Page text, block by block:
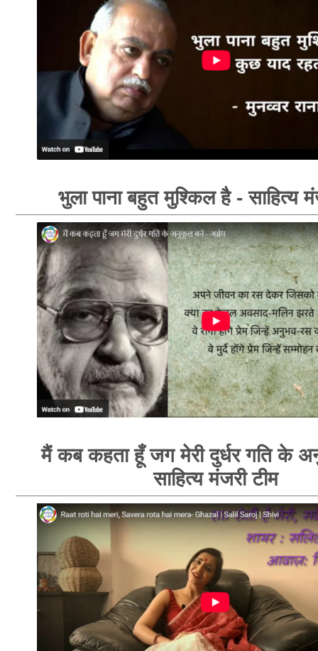
भुला पाना बहुत मुश्किल है - साहित्य
मैं कब कहता हूँ जग मेरी दुर्धर गति के
साहित्य मंजरी टीम